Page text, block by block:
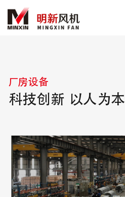
厂房设备
科技创新 以人为本